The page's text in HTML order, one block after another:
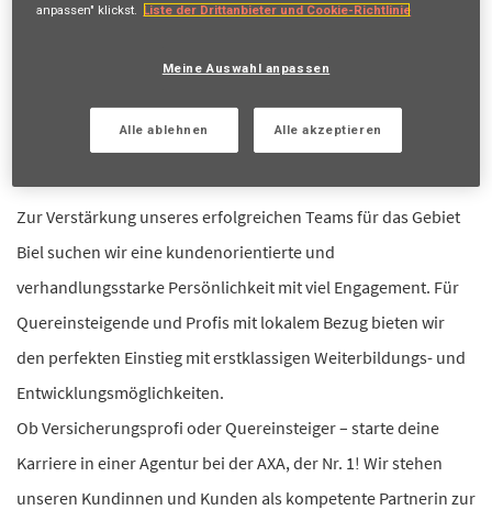
Stellenbeschreibung
100%, Arbeitsort Biel
Gestalte deine Zukunft – gemeinsam mit uns!
Zur Verstärkung unseres erfolgreichen Teams für das Gebiet
Biel suchen wir eine kundenorientierte und
verhandlungsstarke Persönlichkeit mit viel Engagement. Für
Quereinsteigende und Profis mit lokalem Bezug bieten wir
den perfekten Einstieg mit erstklassigen Weiterbildungs- und
Entwicklungsmöglichkeiten.
Ob Versicherungsprofi oder Quereinsteiger – starte deine
Karriere in einer Agentur bei der AXA, der Nr. 1! Wir stehen
unseren Kundinnen und Kunden als kompetente Partnerin zur
anpassen" klickst.
Liste der Drittanbieter und Cookie-Richtlinie
Meine Auswahl anpassen
Alle ablehnen Alle akzeptieren